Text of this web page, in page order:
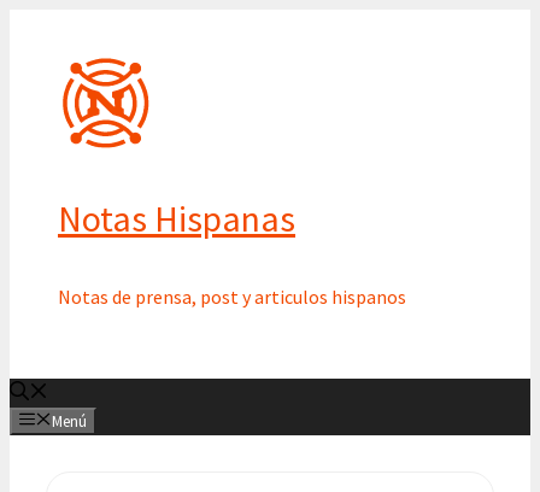
contenido
Notas Hispanas
Notas de prensa, post y articulos hispanos
Menú